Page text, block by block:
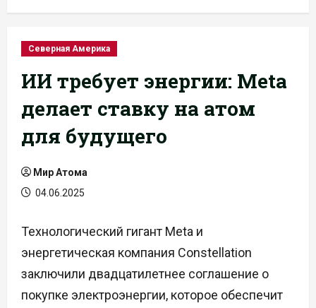
Северная Америка
ИИ требует энергии: Meta
делает ставку на атом
для будущего
Мир Атома
04.06.2025
Технологический гигант Meta и
энергетическая компания Constellation
заключили двадцатилетнее соглашение о
покупке электроэнергии, которое обеспечит